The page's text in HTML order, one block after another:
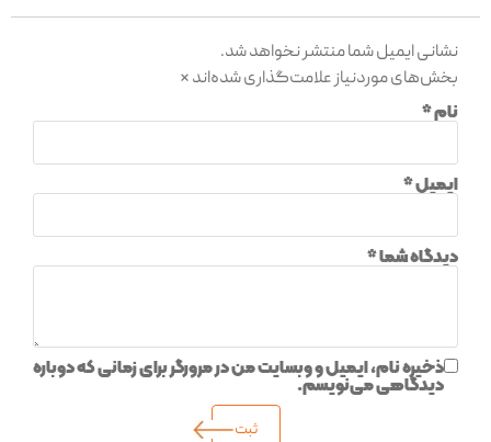
نشانی ایمیل شما منتشر نخواهد شد.
بخش‌های موردنیاز علامت‌گذاری شده‌اند*
نام*
ایمیل*
دیدگاه شما*
ذخیره نام، ایمیل و وبسایت من در مرورگر برای زمانی که دوباره
دیدگاهی می‌نویسم.